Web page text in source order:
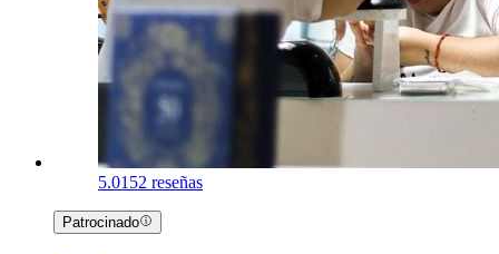
5.0152 reseñas
Patrocinado